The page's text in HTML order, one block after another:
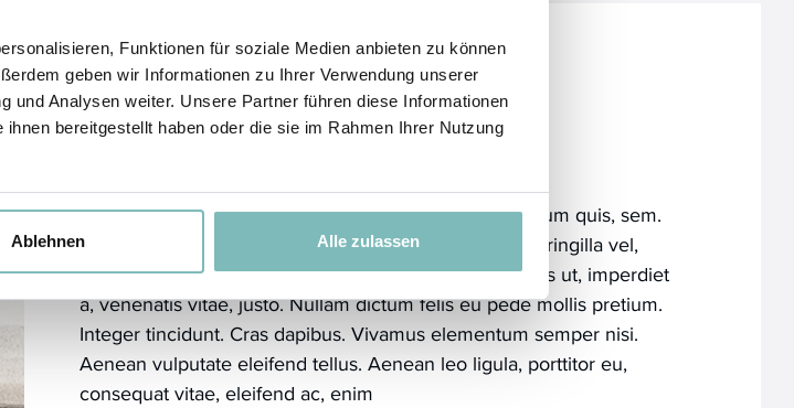
Funktionen für soziale Medien anbieten zu können
geben wir Informationen zu Ihrer Verwendung unserer
und Analysen weiter. Unsere Partner führen diese Informationen
bereitgestellt haben oder die sie im Rahmen Ihrer Nutzung
Ablehnen Alle zulassen
Donec quam felis, ultricies nec, pellentesque eu, pretium quis, sem.
Nulla consequat massa quis enim. Donec pede justo, fringilla vel,
aliquet nec, vulputate eget, arcu. In enim justo, rhoncus ut, imperdiet
a, venenatis vitae, justo. Nullam dictum felis eu pede mollis pretium.
Integer tincidunt. Cras dapibus. Vivamus elementum semper nisi.
Aenean vulputate eleifend tellus. Aenean leo ligula, porttitor eu,
consequat vitae, eleifend ac, enim